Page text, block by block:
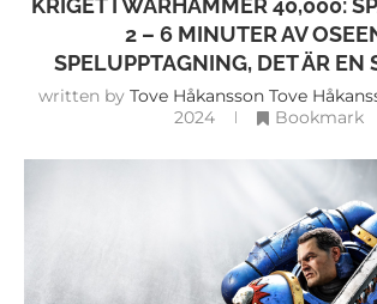
KRIGET I WARHAMMER 40,000:
2 – 6 MINUTER AV
SPELUPPTAGNING, DET ÄR EN
written by Tove Håkansson Tove
2024
Bookmark